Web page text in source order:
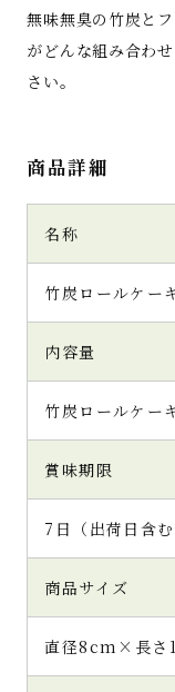
無味無臭の竹炭と
がどんな組み合わ
さい。
商品詳細
名称
竹炭ロールケー
内容量
竹炭ロールケー
賞味期限
7日（出荷日含む
商品サイズ
直径8cm×長